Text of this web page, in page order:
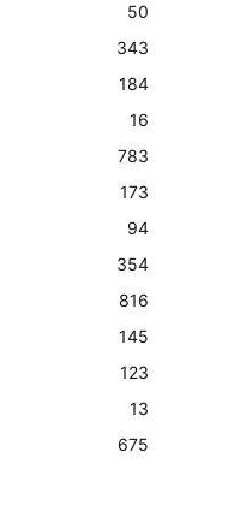
50
343
184
16
783
173
94
354
816
145
123
13
675